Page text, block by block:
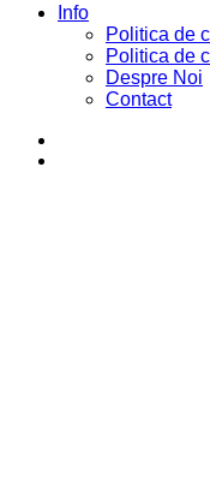
Info
Politica de
Politica de
Despre Noi
Contact